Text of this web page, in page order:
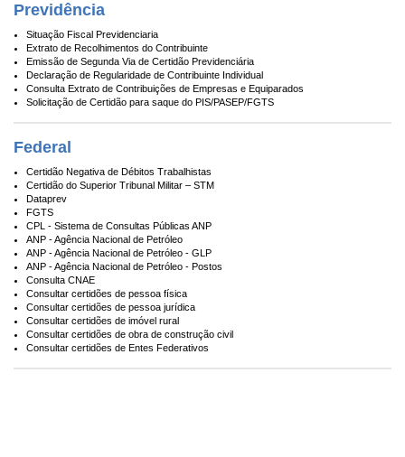
Previdência
Situação Fiscal Previdenciaria
Extrato de Recolhimentos do Contribuinte
Emissão de Segunda Via de Certidão Previdenciária
Declaração de Regularidade de Contribuinte Individual
Consulta Extrato de Contribuições de Empresas e Equiparados
Solicitação de Certidão para saque do PIS/PASEP/FGTS
Federal
Certidão Negativa de Débitos Trabalhistas
Certidão do Superior Tribunal Militar – STM
Dataprev
FGTS
CPL - Sistema de Consultas Públicas ANP
ANP - Agência Nacional de Petróleo
ANP - Agência Nacional de Petróleo - GLP
ANP - Agência Nacional de Petróleo - Postos
Consulta CNAE
Consultar certidões de pessoa física
Consultar certidões de pessoa jurídica
Consultar certidões de imóvel rural
Consultar certidões de obra de construção civil
Consultar certidões de Entes Federativos